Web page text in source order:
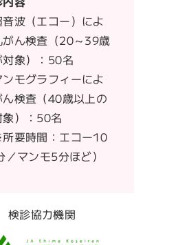
波（エコー）によ
がん検査（20～39歳
対象）：50名
モグラフィーによ
ん検査（40歳以上の
）：50名
要時間：エコー10
／マンモ5分ほど）
検診協力機関